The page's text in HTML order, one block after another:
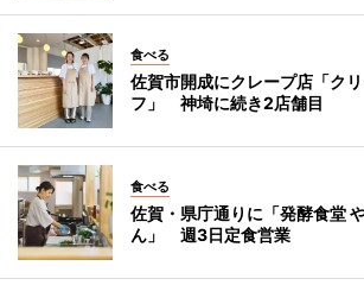
食べる
佐賀市開成にクレープ店「ク
フ」 神埼に続き2店舗目
食べる
佐賀・県庁通りに「発酵食堂
ん」 週3日定食営業